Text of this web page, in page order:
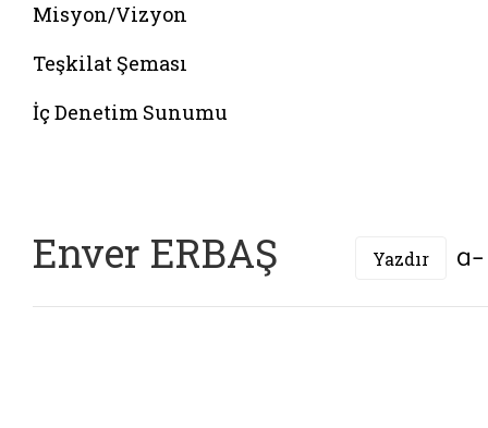
Misyon/Vizyon
Teşkilat Şeması
İç Denetim Sunumu
Enver ERBAŞ Yazdır